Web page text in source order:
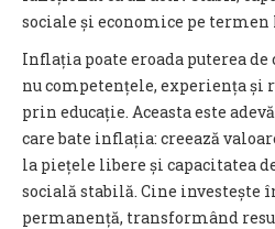
sociale și economice pe termen
Inflația poate eroada puterea
nu competențele, experiența și
prin educație. Aceasta este
care bate inflația: creează
la piețele libere și capacitatea
socială stabilă. Cine investește
permanență, transformând